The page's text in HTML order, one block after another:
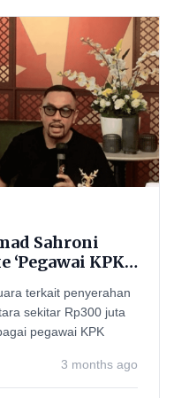
Sahroni
‘Pegawai KPK
terkait penyerahan
sekitar Rp300 juta
pegawai KPK
3 months ago